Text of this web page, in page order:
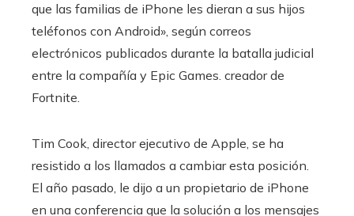
que las familias de iPhone les dieran a sus hijos
teléfonos con Android», según correos
electrónicos publicados durante la batalla judicial
entre la compañía y Epic Games. creador de
Fortnite.
Tim Cook, director ejecutivo de Apple, se ha
resistido a los llamados a cambiar esta posición.
El año pasado, le dijo a un propietario de iPhone
en una conferencia que la solución a los mensajes